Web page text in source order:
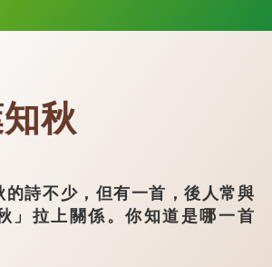
秋
詩不少，但有一首，後人常與
」拉上關係。你知道是哪一首